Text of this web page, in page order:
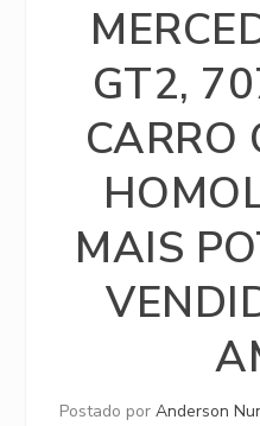
GT2,
CARRO
MAIS
Postado por Anderson